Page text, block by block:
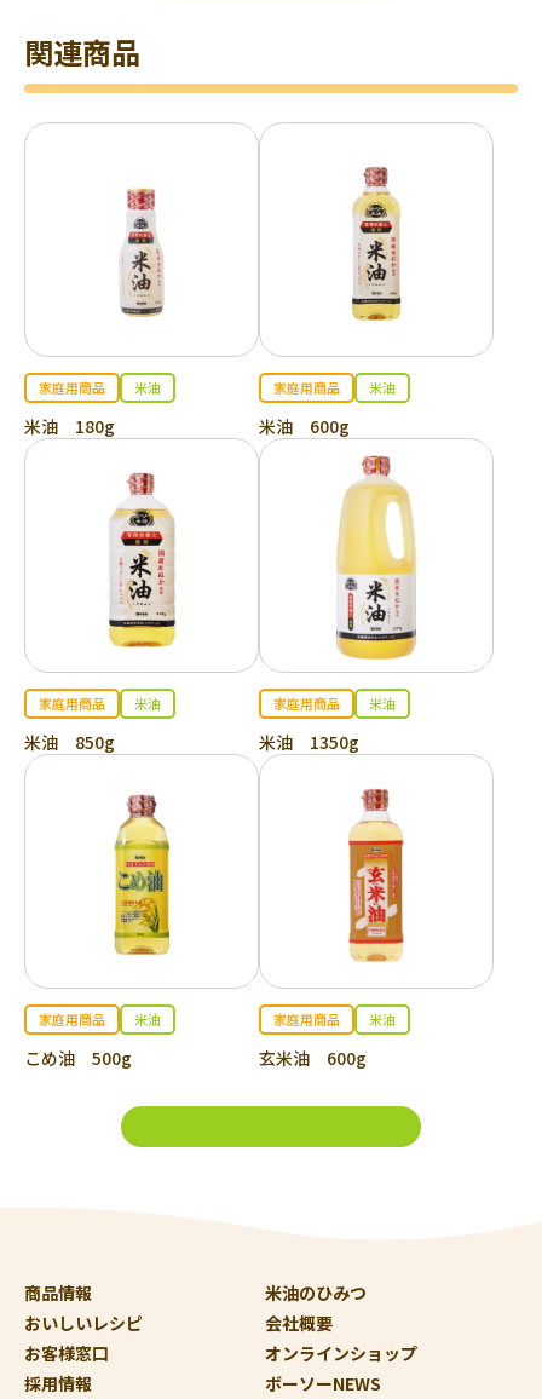
関連商品
家庭用商品 米油
米油 180g
家庭用商品 米油
米油 600g
家庭用商品 米油
米油 850g
家庭用商品 米油
米油 1350g
家庭用商品 米油
こめ油 500g
家庭用商品 米油
玄米油 600g
商品情報
米油のひみつ
おいしいレシピ
会社概要
お客様窓口
オンラインショップ
採用情報
ボーソーNEWS